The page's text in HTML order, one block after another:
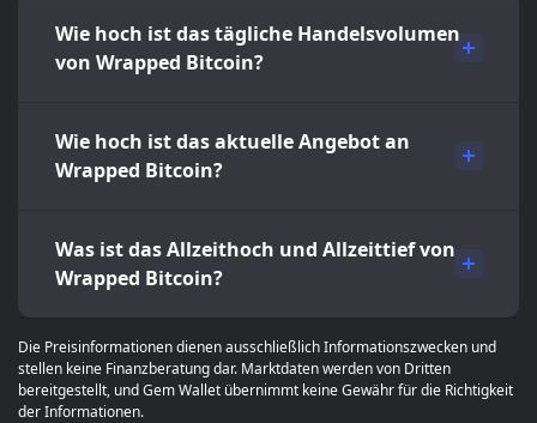
Wie hoch ist das tägliche Handelsvolumen
von Wrapped Bitcoin?
Wie hoch ist das aktuelle Angebot an
Wrapped Bitcoin?
Was ist das Allzeithoch und Allzeittief von
Wrapped Bitcoin?
Die Preisinformationen dienen ausschließlich Informationszwecken und
stellen keine Finanzberatung dar. Marktdaten werden von Dritten
bereitgestellt, und Gem Wallet übernimmt keine Gewähr für die Richtigkeit
der Informationen.